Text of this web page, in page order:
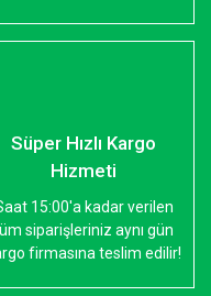
Süper Hızlı Kargo
Hizmeti
15:00'a kadar verilen
siparişleriniz aynı gün
firmasına teslim edilir!